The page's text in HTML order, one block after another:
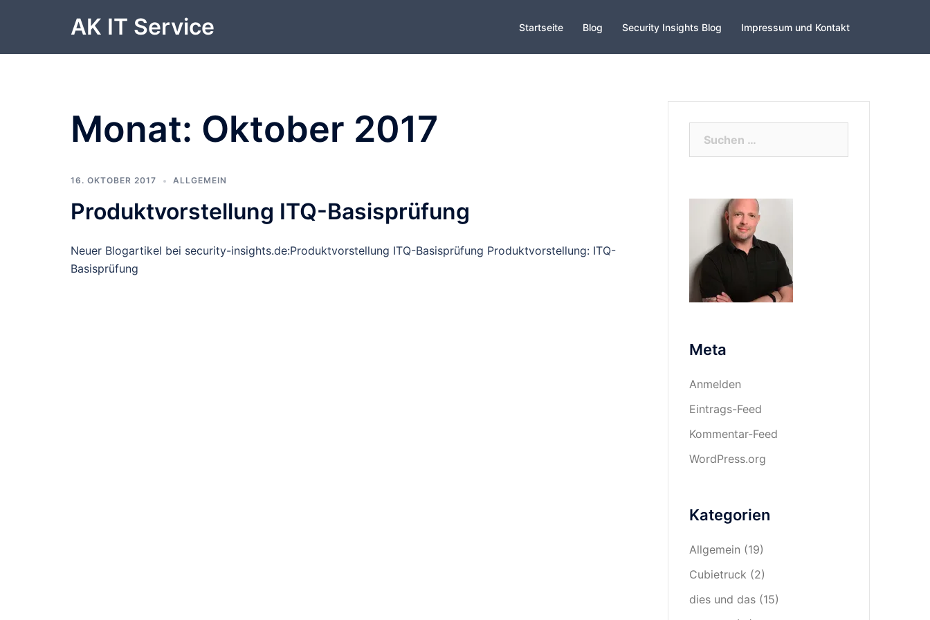
AK IT Service Startseite Blog Security Insights Blog Impressum und Kontakt
Monat: Oktober 2017
16. OKTOBER 2017 ALLGEMEIN
Produktvorstellung ITQ-Basisprüfung
Neuer Blogartikel bei security-insights.de:Produktvorstellung ITQ-Basisprüfung Produktvorstellung: ITQ-
Basisprüfung
Meta
Anmelden
Eintrags-Feed
Kommentar-Feed
WordPress.org
Kategorien
Allgemein (19)
Cubietruck (2)
dies und das(15)